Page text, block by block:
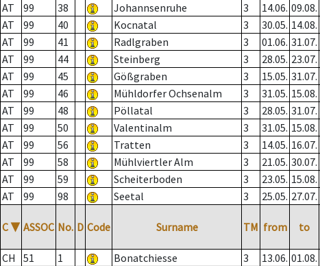
AT
99 38 Johannsenruhe 3 14.06. 09.08.
AT
99 40 Kocnatal 3 30.05. 14.08.
AT
99 41 Radlgraben 3 01.06. 31.07.
AT
99 44 Steinberg 3 28.05. 23.07.
AT
99 45 Gößgraben 3 15.05. 31.07.
AT
99 46 Mühldorfer Ochsenalm 3 31.05. 15.08.
AT
99 48 Pöllatal 3 28.05. 31.07.
AT
99 50 Valentinalm 3 31.05. 15.08.
AT
99 56 Tratten 3 14.05. 16.07.
AT
99 58 Mühlviertler Alm 3 21.05. 30.07.
AT
99 59 Scheiterboden 3 23.05. 15.08.
AT
99 98 Seetal 3 25.05. 27.07.
C ▼ ASSOC No. D Code Surname TM from to
CH
51 1 Bonatchiesse 3 13.06. 01.08.